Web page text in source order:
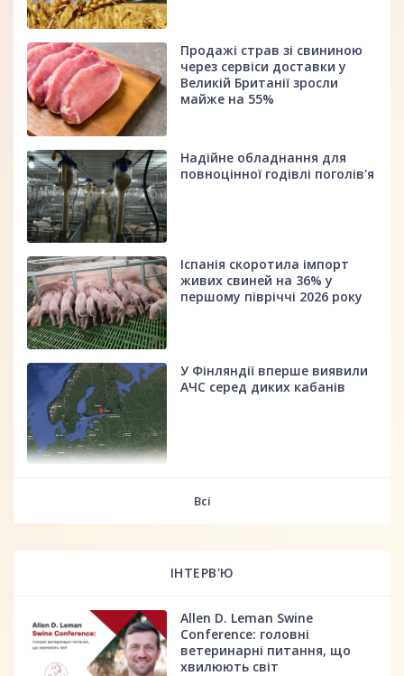
Продажі страв зі свининою
через сервіси доставки у
Великій Британії зросли
майже на 55%
Надійне обладнання для
повноцінної годівлі поголів'я
Іспанія скоротила імпорт
живих свиней на 36% у
першому півріччі 2026 року
У Фінляндії вперше виявили
АЧС серед диких кабанів
Всі
ІНТЕРВ'Ю
Allen D. Leman Swine
Conference: головні
ветеринарні питання, що
хвилюють світ